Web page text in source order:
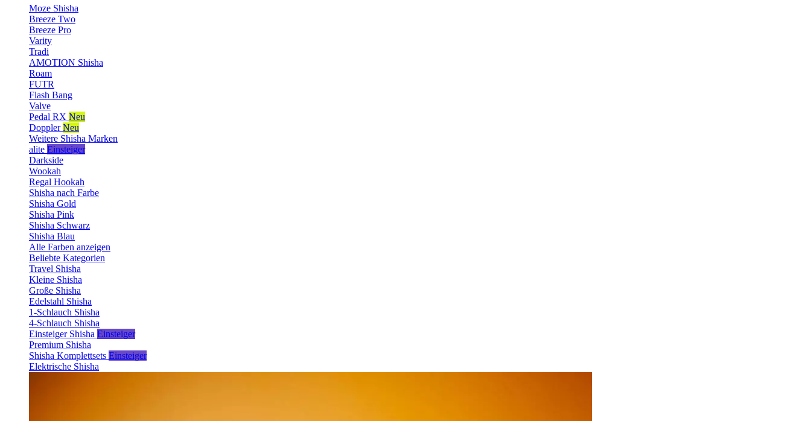
Moze Shisha
Breeze Two
Breeze Pro
Varity
Tradi
AMOTION Shisha
Roam
FUTR
Flash Bang
Valve
Pedal RX Neu
Doppler Neu
Weitere Shisha Marken
alite Einsteiger
Darkside
Wookah
Regal Hookah
Shisha nach Farbe
Shisha Gold
Shisha Pink
Shisha Schwarz
Shisha Blau
Alle Farben anzeigen
Beliebte Kategorien
Travel Shisha
Kleine Shisha
Große Shisha
Edelstahl Shisha
1-Schlauch Shisha
4-Schlauch Shisha
Einsteiger Shisha Einsteiger
Premium Shisha
Shisha Komplettsets Einsteiger
Elektrische Shisha